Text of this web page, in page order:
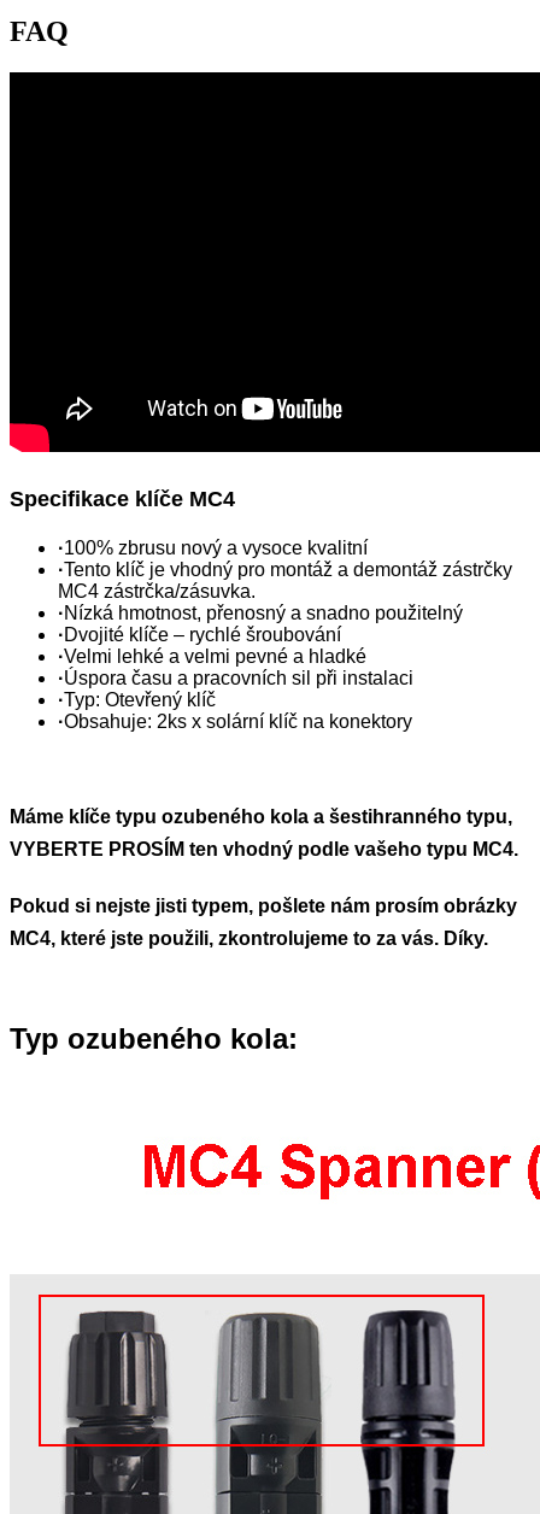
FAQ
Specifikace klíče MC4
·100% zbrusu nový a vysoce kvalitní
·Tento klíč je vhodný pro montáž a demontáž zástrčky
MC4 zástrčka/zásuvka.
·Nízká hmotnost, přenosný a snadno použitelný
·Dvojité klíče – rychlé šroubování
·Velmi lehké a velmi pevné a hladké
·Úspora času a pracovních sil při instalaci
·Typ: Otevřený klíč
·Obsahuje: 2ks x solární klíč na konektory
Máme klíče typu ozubeného kola a šestihranného typu,
VYBERTE PROSÍM ten vhodný podle vašeho typu MC4.
Pokud si nejste jisti typem, pošlete nám prosím obrázky
MC4, které jste použili, zkontrolujeme to za vás. Díky.
Typ ozubeného kola: